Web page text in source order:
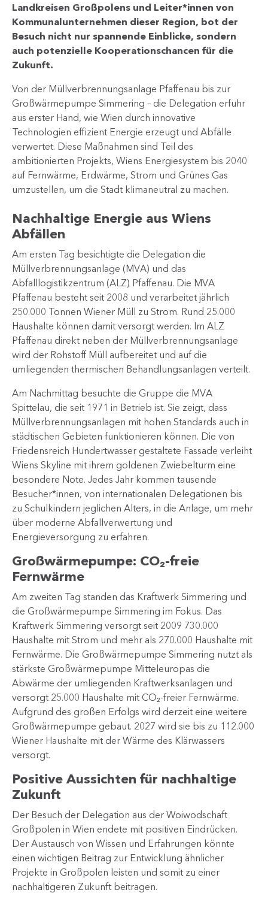
Landkreisen Großpolens und Leiter*innen von
Kommunalunternehmen dieser Region, bot der
Besuch nicht nur spannende Einblicke, sondern
auch potenzielle Kooperationschancen für die
Zukunft.
Von der Müllverbrennungsanlage Pfaffenau bis zur
Großwärmepumpe Simmering – die Delegation erfuhr
aus erster Hand, wie Wien durch innovative
Technologien effizient Energie erzeugt und Abfälle
verwertet. Diese Maßnahmen sind Teil des
ambitionierten Projekts, Wiens Energiesystem bis 2040
auf Fernwärme, Erdwärme, Strom und Grünes Gas
umzustellen, um die Stadt klimaneutral zu machen.
Nachhaltige Energie aus Wiens
Abfällen
Am ersten Tag besichtigte die Delegation die
Müllverbrennungsanlage (MVA) und das
Abfalllogistikzentrum (ALZ) Pfaffenau. Die MVA
Pfaffenau besteht seit 2008 und verarbeitet jährlich
250.000 Tonnen Wiener Müll zu Strom. Rund 25.000
Haushalte können damit versorgt werden. Im ALZ
Pfaffenau direkt neben der Müllverbrennungsanlage
wird der Rohstoff Müll aufbereitet und auf die
umliegenden thermischen Behandlungsanlagen verteilt.
Am Nachmittag besuchte die Gruppe die MVA
Spittelau, die seit 1971 in Betrieb ist. Sie zeigt, dass
Müllverbrennungsanlagen mit hohen Standards auch in
städtischen Gebieten funktionieren können. Die von
Friedensreich Hundertwasser gestaltete Fassade verleiht
Wiens Skyline mit ihrem goldenen Zwiebelturm eine
besondere Note. Jedes Jahr kommen tausende
Besucher*innen, von internationalen Delegationen bis
zu Schulkindern jeglichen Alters, in die Anlage, um mehr
über moderne Abfallverwertung und
Energieversorgung zu erfahren.
Großwärmepumpe: CO₂-freie
Fernwärme
Am zweiten Tag standen das Kraftwerk Simmering und
die Großwärmepumpe Simmering im Fokus. Das
Kraftwerk Simmering versorgt seit 2009 730.000
Haushalte mit Strom und mehr als 270.000 Haushalte mit
Fernwärme. Die Großwärmepumpe Simmering nutzt als
stärkste Großwärmepumpe Mitteleuropas die
Abwärme der umliegenden Kraftwerksanlagen und
versorgt 25.000 Haushalte mit CO₂-freier Fernwärme.
Aufgrund des großen Erfolgs wird derzeit eine weitere
Großwärmepumpe gebaut. 2027 wird sie bis zu 112.000
Wiener Haushalte mit der Wärme des Klärwassers
versorgt.
Positive Aussichten für nachhaltige
Zukunft
Der Besuch der Delegation aus der Woiwodschaft
Großpolen in Wien endete mit positiven Eindrücken.
Der Austausch von Wissen und Erfahrungen könnte
einen wichtigen Beitrag zur Entwicklung ähnlicher
Projekte in Großpolen leisten und somit zu einer
nachhaltigeren Zukunft beitragen.